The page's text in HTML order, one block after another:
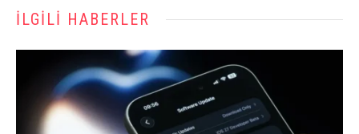
İLGILI HABERLER